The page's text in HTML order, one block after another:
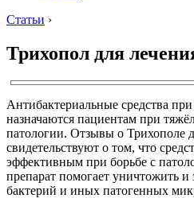
Статьи ›
Трихопол для
Антибактериальные средства
назначаются пациентам при
патологии. Отзывы о Трихополе
свидетельствуют о том, что
эффективным при борьбе с
препарат помогает уничтожить и
бактерий и иных патогенных